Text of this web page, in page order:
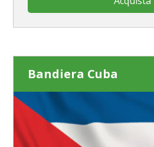
Bandiera Cuba